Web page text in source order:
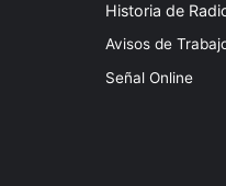
Historia de
Avisos de
Señal Online